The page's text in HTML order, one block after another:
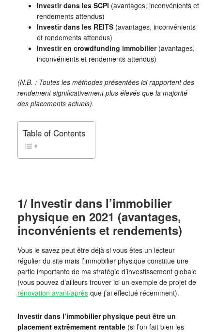
Investir dans les SCPI (avantages, inconvénients et
rendements attendus)
Investir dans les REITS(avantages, inconvénients
et rendements attendus)
Investir en crowdfunding immobilier(avantages,
inconvénients et rendements attendus)
(N.B. : Toutes les méthodes présentées ici rapportent des
rendement significativement plus élevés que la majorité
des placements actuels).
Table of Contents
1/ Investir dans l’immobilier
physique en 2021 (avantages,
inconvénients et rendements)
Vous le savez peut être déjà si vous êtes un lecteur
régulier du site mais l’immobilier physique constitue une
partie importante de ma stratégie d’investissement globale
(vous pouvez d’ailleurs trouver ici un exemple de projet de
rénovation avant/aprèsque j’ai effectué récemment).
Investir dans l’immobilier physique peut être un
placement extrêmement rentable(si l’on fait bien les